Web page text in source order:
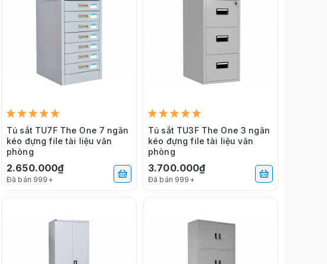
Tủ sắt TU7F The One 7 ngăn
kéo đựng file tài liệu văn
phòng
2.650.000₫
Đã bán 999+
Tủ sắt TU3F The One 3 ngăn
kéo đựng file tài liệu văn
phòng
3.700.000₫
Đã bán 999+